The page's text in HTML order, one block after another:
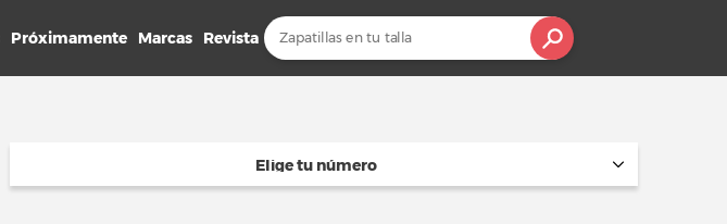
Próximamente Marcas Revista
Elige tu número